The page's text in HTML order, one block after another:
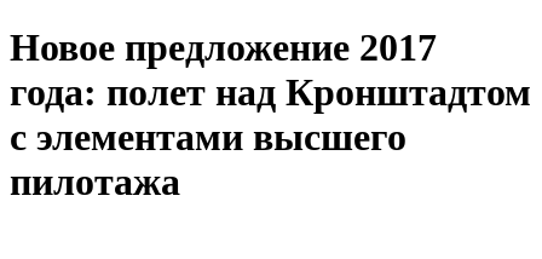
Новое предложение 2017
года: полет над Кронштадтом
с элементами высшего
пилотажа